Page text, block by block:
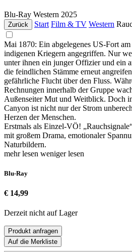
Blu-Ray Western 2025
Zurück Start Film & TV Western
Mai 1870: Ein abgelegenes US-Fort
indigenen Kriegern angegriffen. Nur
unter ihnen ein junger Offizier und ein
die feindlichen Stämme erneut
gefährliche Flucht über den Fluss.
Rechnungen innerhalb der Gruppe
Außenseiter Mut und Weitblick. Doch
Canyon ist nicht nur der Strom
Herzen der Menschen.
Erstmals als Einzel-VÖ!
mit großem Drama, emotionaler
Naturbildern.
mehr lesen weniger lesen
Blu-Ray
€ 14,99
Derzeit nicht auf Lager
Produkt anfragen
Auf die Merkliste